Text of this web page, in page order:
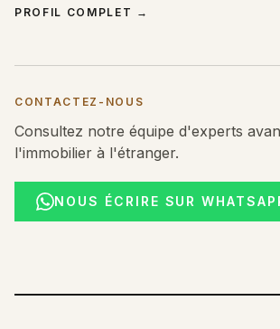
PROFIL COMPLET →
CONTACTEZ-NOUS
Consultez notre équipe d'experts
l'immobilier à l'étranger.
NOUS ÉCRIRE SUR